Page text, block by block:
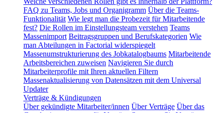
FAQ zu Teams, Jobs und Organigramm Über die Teams-
Funktionalität Wie legt man die Probezeit für Mitarbeitende
fest? Die Rollen im Einstellungsteam verstehen Teams
Massenimport Beitragsgruppen und Berufskategorien Wie
man Abteilungen in Factorial widerspiegelt
Massenumstrukturierung des Jobkatalogbaums Mitarbeitende
Arbeitsbereichen zuweisen Navigieren Sie durch
Mitarbeiterprofile mit Ihren aktuellen Filtern
Massenaktualisierung von Datensätzen mit dem Universal
Updater
Verträge & Kündigungen
Über gekündigte Mitarbeiter/innen Über Verträge Über das